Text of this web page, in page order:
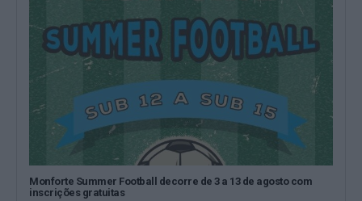
Monforte Summer Football decorre de 3 a 13 de agosto com
inscrições gratuitas